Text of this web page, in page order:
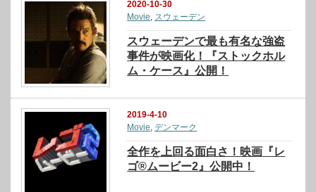
2020-10-30
Movie, スウェーデン
スウェーデンで最も有名な強盗
事件が映画化！『ストックホル
ム・ケース』公開！
2019-4-10
Movie ,デンマーク
全作を上回る面白さ！映画『レ
ゴ®ムービー2』公開中！